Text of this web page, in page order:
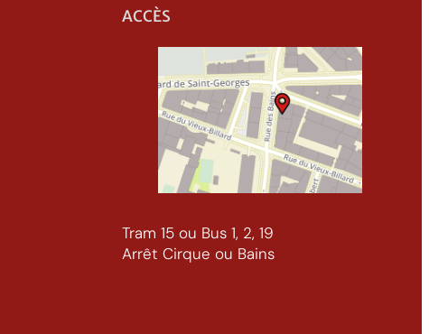
ACCÈS
Tram 15 ou Bus 1, 2, 19
Arrêt Cirque ou Bains